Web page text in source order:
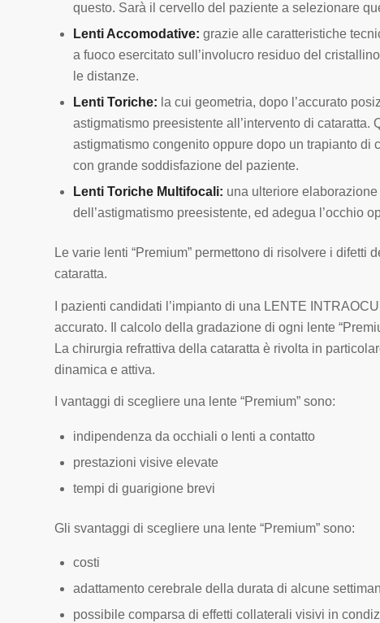
questo. Sarà il cervello del paziente a selezionare
Lenti Accomodative: grazie alle caratteristiche
a fuoco esercitato sull’involucro residuo del
le distanze.
Lenti Toriche: la cui geometria, dopo l’accurato
astigmatismo preesistente all’intervento di
astigmatismo congenito oppure dopo un trapianto
con grande soddisfazione del paziente.
Lenti Toriche Multifocali: una ulteriore
dell’astigmatismo preesistente, ed adegua l’occhio
Le varie lenti “Premium” permettono di risolvere i
cataratta.
I pazienti candidati l’impianto di una LENTE
accurato. Il calcolo della gradazione di ogni lente
La chirurgia refrattiva della cataratta è rivolta in
dinamica e attiva.
I vantaggi di scegliere una lente “Premium” sono:
indipendenza da occhiali o lenti a contatto
prestazioni visive elevate
tempi di guarigione brevi
Gli svantaggi di scegliere una lente “Premium” sono:
costi
adattamento cerebrale della durata di alcune
possibile comparsa di effetti collaterali visivi in